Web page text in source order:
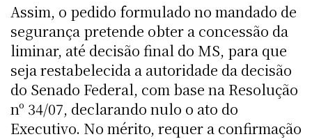
Assim, o pedido formulado no mandado de
segurança pretende obter a concessão da
liminar, até decisão final do MS, para que
seja restabelecida a autoridade da decisão
do Senado Federal, com base na Resolução
nº 34/07, declarando nulo o ato do
Executivo. No mérito, requer a confirmação